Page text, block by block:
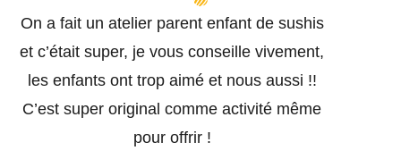
On a fait un atelier parent enfant de sushis
et c’était super, je vous conseille vivement,
les enfants ont trop aimé et nous aussi !!
C’est super original comme activité même
pour offrir !